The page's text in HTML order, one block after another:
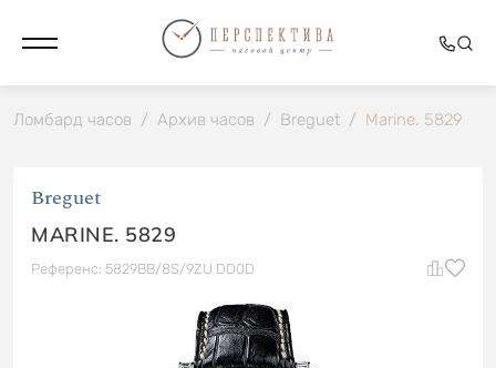
Ломбард часов / Архив часов / Breguet / Marine. 5829
Breguet
MARINE. 5829
Референс: 5829BB/8S/9ZU DD0D